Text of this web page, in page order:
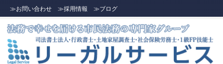
≫お問い合わせ ≫採用情報 ≫ブログ